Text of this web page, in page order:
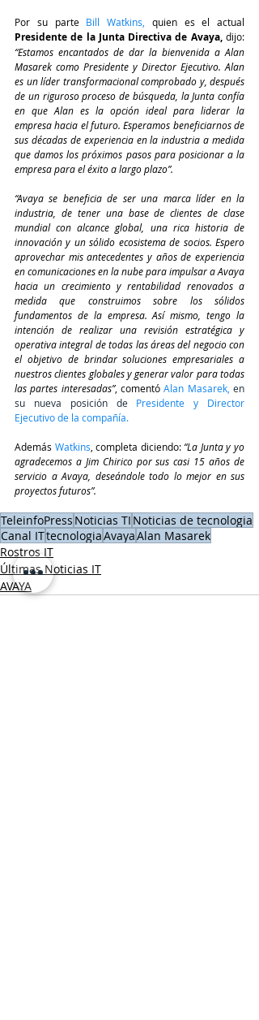
Por su parte Bill Watkins,
Presidente de la Junta Directiva de Avaya,
“Estamos encantados de dar la bienvenida a Alan
Masarek como Presidente y Director Ejecutivo. Alan
es un líder transformacional comprobado y, después
de un riguroso proceso de búsqueda, la Junta confía
en que Alan es la opción ideal para liderar la
empresa hacia el futuro. Esperamos beneficiarnos de
sus décadas de experiencia en la industria a medida
que damos los próximos pasos para posicionar a la
empresa para el éxito a largo plazo”.
“Avaya se beneficia de ser una marca líder en la
industria, de tener una base de clientes de clase
mundial con alcance global, una rica historia de
innovación y un sólido ecosistema de socios. Espero
aprovechar mis antecedentes y años de experiencia
en comunicaciones en la nube para impulsar a Avaya
hacia un crecimiento y rentabilidad renovados a
medida que construimos sobre los sólidos
fundamentos de la empresa. Así mismo, tengo la
intención de realizar una revisión estratégica y
operativa integral de todas las áreas del negocio con
el objetivo de brindar soluciones empresariales a
nuestros clientes globales y generar valor para todas
las partes interesadas”, comentó Alan Masarek, en
su nueva posición de Presidente y Director
Ejecutivo de la compañía.
Además Watkins , completa diciendo: “La Junta y yo
agradecemos a Jim Chirico por sus casi 15 años de
servicio a Avaya, deseándole todo lo mejor en sus
proyectos futuros”.
TeleinfoPress Noticias TI Noticias de tecnologia
Canal ITtecnologiaAvayaAlan Masarek
Rostros IT
Últimas Noticias IT
AVAYA